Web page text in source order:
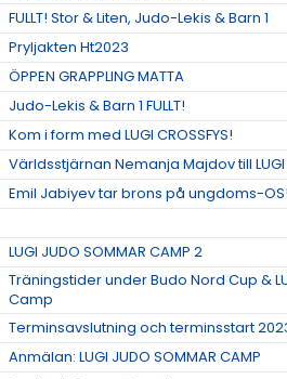
FULLT! Stor & Liten, Judo-Lekis & Barn 1
Pryljakten Ht2023
ÖPPEN GRAPPLING MATTA
Judo-Lekis & Barn 1 FULLT!
Kom i form med LUGI CROSSFYS!
Världsstjärnan Nemanja Majdov till LUGI
Emil Jabiyev tar brons på ungdoms-OS!
LUGI JUDO SOMMAR CAMP 2
Träningstider under Budo Nord Cup &
Camp
Terminsavslutning och terminsstart
Anmälan: LUGI JUDO SOMMAR CAMP